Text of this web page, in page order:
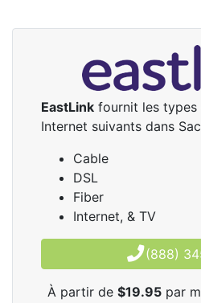
EastLink fournit les types
Internet suivants dans
Cable
DSL
Fiber
Internet, & TV
(888)
À partir de $19.95 par